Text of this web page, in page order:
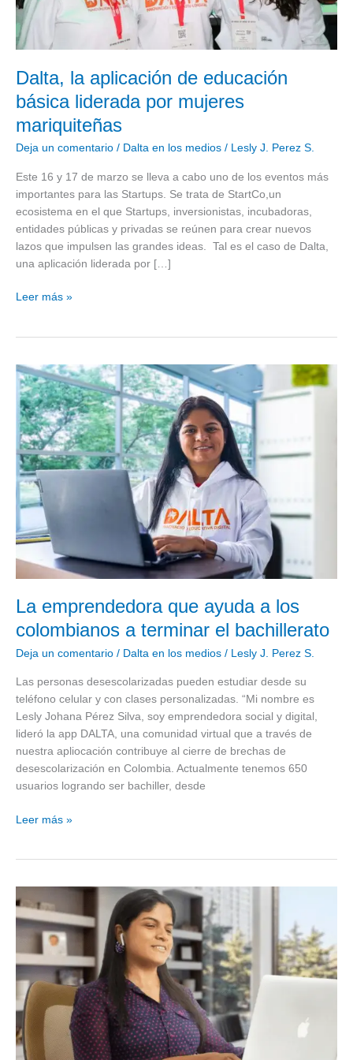
Dalta, la aplicación de educación
básica liderada por mujeres
mariquiteñas
Deja un comentario / Dalta en los medios / Lesly J. Perez S.
Este 16 y 17 de marzo se lleva a cabo uno de los eventos más
importantes para las Startups. Se trata de StartCo,un
ecosistema en el que Startups, inversionistas, incubadoras,
entidades públicas y privadas se reúnen para crear nuevos
lazos que impulsen las grandes ideas. Tal es el caso de Dalta,
una aplicación liderada por […]
mujeres
mariquiteñas
Leer más »
La emprendedora que ayuda a los
colombianos a terminar el bachillerato
Deja un comentario / Dalta en los medios / Lesly J. Perez S.
Las personas desescolarizadas pueden estudiar desde su
teléfono celular y con clases personalizadas. “Mi nombre es
Lesly Johana Pérez Silva, soy emprendedora social y digital,
lideró la app DALTA, una comunidad virtual que a través de
nuestra apliocación contribuye al cierre de brechas de
desescolarización en Colombia. Actualmente tenemos 650
usuarios logrando ser bachiller, desde
La
emprendedora
que
ayuda
a
los
colombianos
a
terminar
el
bachillerato
Leer más »
Bachillerato
a
un
de
distancia